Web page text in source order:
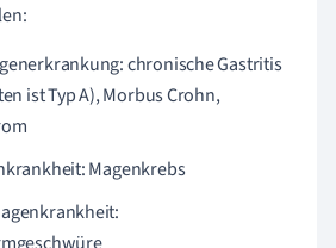
chronische Gastritis
ist Typ A), Morbus Crohn,
Magenkrebs